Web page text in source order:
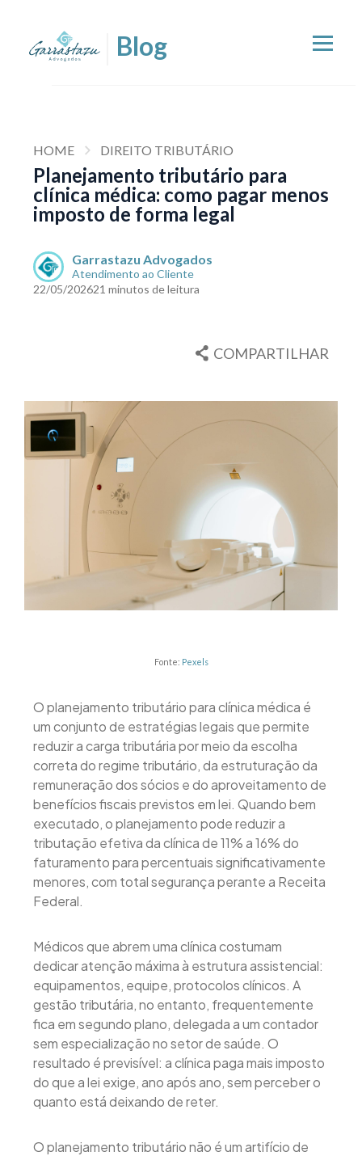
HOME DIREITO TRIBUTÁRIO
Planejamento tributário para
clínica médica: como pagar menos
imposto de forma legal
Garrastazu Advogados
Atendimento ao Cliente
22/05/202621 minutos de leitura
COMPARTILHAR
Fonte: Pexels
O planejamento tributário para clínica médica é
um conjunto de estratégias legais que permite
reduzir a carga tributária por meio da escolha
correta do regime tributário, da estruturação da
remuneração dos sócios e do aproveitamento de
benefícios fiscais previstos em lei. Quando bem
executado, o planejamento pode reduzir a
tributação efetiva da clínica de 11% a 16% do
faturamento para percentuais significativamente
menores, com total segurança perante a Receita
Federal.
Médicos que abrem uma clínica costumam
dedicar atenção máxima à estrutura assistencial:
equipamentos, equipe, protocolos clínicos. A
gestão tributária, no entanto, frequentemente
fica em segundo plano, delegada a um contador
sem especialização no setor de saúde. O
resultado é previsível: a clínica paga mais imposto
do que a lei exige, ano após ano, sem perceber o
quanto está deixando de reter.
O planejamento tributário não é um artifício de